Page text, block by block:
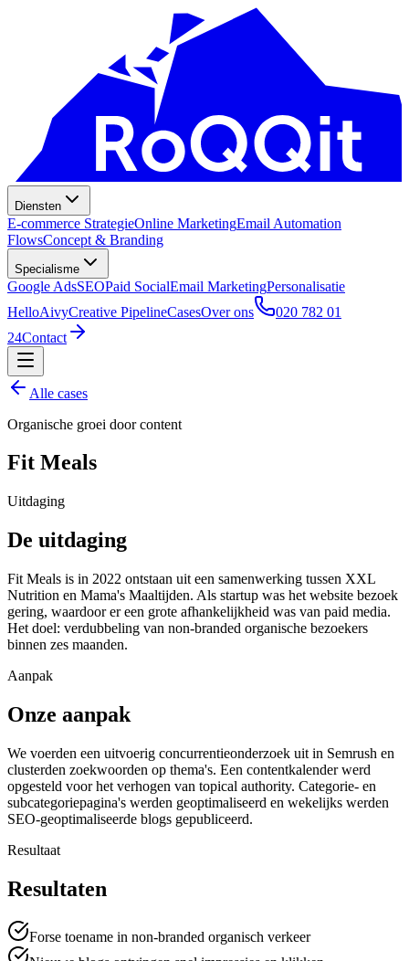
Diensten
E-commerce StrategieOnline MarketingEmail Automation
FlowsConcept & Branding
Specialisme
Google AdsSEOPaid SocialEmail MarketingPersonalisatie
HelloAivyCreative PipelineCasesOver ons
020 782 01
24Contact
Alle cases
Organische groei door content
Fit Meals
Uitdaging
De uitdaging
Fit Meals is in 2022 ontstaan uit een samenwerking tussen XXL
Nutrition en Mama's Maaltijden. Als startup was het website bezoek
gering, waardoor er een grote afhankelijkheid was van paid media.
Het doel: verdubbeling van non-branded organische bezoekers
binnen zes maanden.
Aanpak
Onze aanpak
We voerden een uitvoerig concurrentieonderzoek uit in Semrush en
clusterden zoekwoorden op thema's. Een contentkalender werd
opgesteld voor het verhogen van topical authority. Categorie- en
subcategoriepagina's werden geoptimaliseerd en wekelijks werden
SEO-geoptimaliseerde blogs gepubliceerd.
Resultaat
Resultaten
Forse toename in non-branded organisch verkeer